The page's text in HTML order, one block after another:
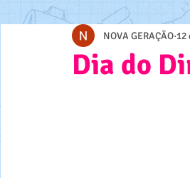
Dia do
NOVA GERAÇÃO 12